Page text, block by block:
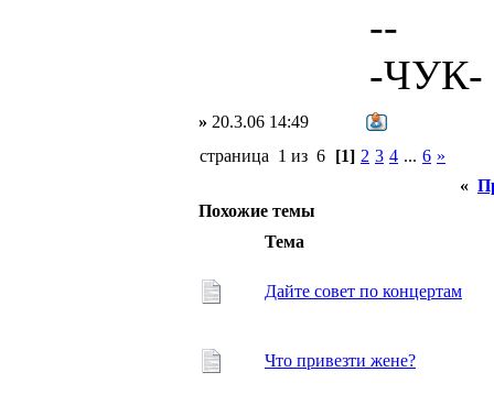
--
-ЧУК-
» 20.3.06 14:49
страница 1 из 6 [1] 2 3 4 ... 6 »
«
Похожие темы
Тема
Дайте совет по концертам
Что привезти жене?